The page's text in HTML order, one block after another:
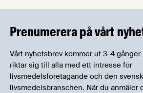
Prenumerera på vårt
Vårt nyhetsbrev kommer ut 3-4 gånger
riktar sig till alla med ett intresse för
livsmedelsföretagande och den
livsmedelsbranschen. När du anmäler